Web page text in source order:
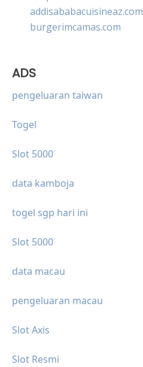
addisababacuisineaz.com
burgerimcamas.com
ADS
pengeluaran taiwan
Togel
Slot 5000
data kamboja
togel sgp hari ini
Slot 5000
data macau
pengeluaran macau
Slot Axis
Slot Resmi